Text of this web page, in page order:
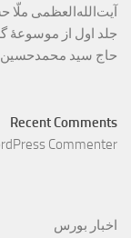
آیت‌الله‌العظمی
جلد اول از موسوعۀ
حاج سید
Recent Comments
Commenter
اخبار بورس